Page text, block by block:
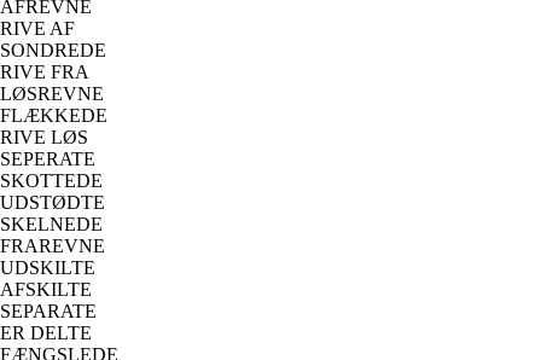
AFREVNE
RIVE AF
SONDREDE
RIVE FRA
LØSREVNE
FLÆKKEDE
RIVE LØS
SEPERATE
SKOTTEDE
UDSTØDTE
SKELNEDE
FRAREVNE
UDSKILTE
AFSKILTE
SEPARATE
ER DELTE
FÆNGSLEDE